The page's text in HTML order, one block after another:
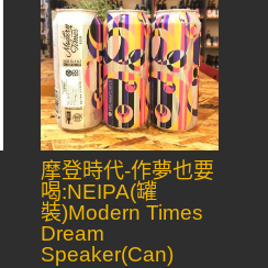
摩登時代-作夢也要
喝:NEIPA(罐
裝)Modern Times
Dream
Speaker(Can)